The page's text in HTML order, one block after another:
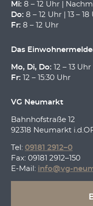
Mi: 8 – 12 Uhr |
Do: 8 – 12 Uhr | 13 – 18
Fr: 8 – 12 Uhr
Das
Mo, Di, Do: 12 – 13 Uhr
Fr: 12 – 15:30 Uhr
VG Neumarkt
Bahnhofstraße 12
92318 Neumarkt
Tel: 09181 2912–0
Fax: 09181 2912–150
E-Mail: info@vg-